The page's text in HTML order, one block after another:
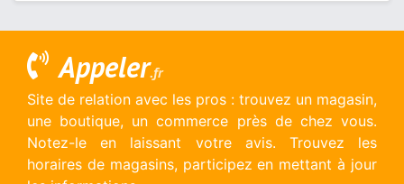
Appeler.fr
Site de relation avec les pros : trouvez un magasin,
une boutique, un commerce près de chez vous.
Notez-le en laissant votre avis. Trouvez les
horaires de magasins, participez en mettant à jour